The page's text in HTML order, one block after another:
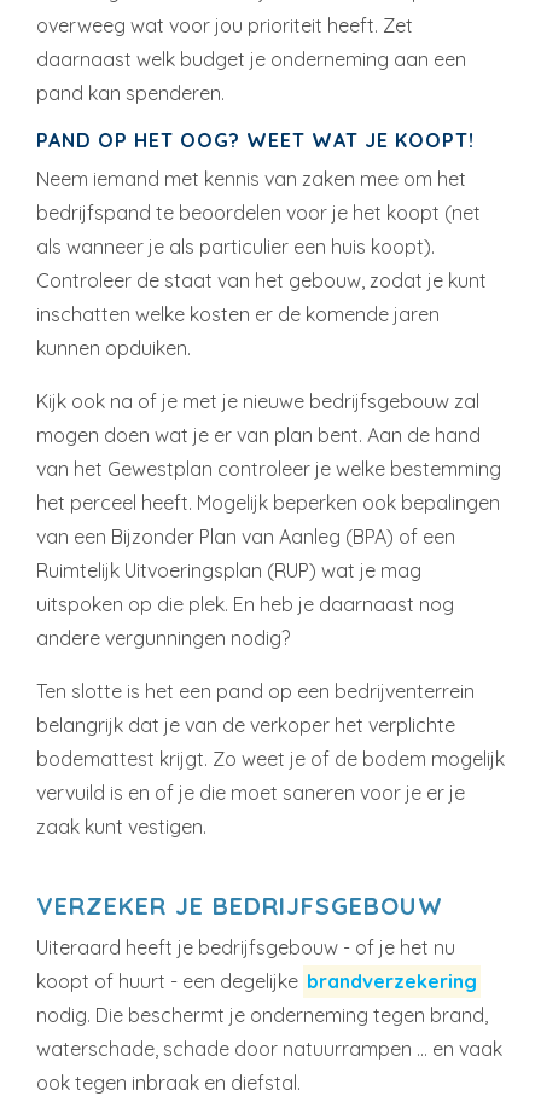
overweeg wat voor jou prioriteit heeft. Zet
daarnaast welk budget je onderneming aan een
pand kan spenderen.
PAND OP HET OOG? WEET WAT JE KOOPT!
Neem iemand met kennis van zaken mee om het
bedrijfspand te beoordelen voor je het koopt (net
als wanneer je als particulier een huis koopt).
Controleer de staat van het gebouw, zodat je kunt
inschatten welke kosten er de komende jaren
kunnen opduiken.
Kijk ook na of je met je nieuwe bedrijfsgebouw zal
mogen doen wat je er van plan bent. Aan de hand
van het Gewestplan controleer je welke bestemming
het perceel heeft. Mogelijk beperken ook bepalingen
van een Bijzonder Plan van Aanleg (BPA) of een
Ruimtelijk Uitvoeringsplan (RUP) wat je mag
uitspoken op die plek. En heb je daarnaast nog
andere vergunningen nodig?
Ten slotte is het een pand op een bedrijventerrein
belangrijk dat je van de verkoper het verplichte
bodemattest krijgt. Zo weet je of de bodem mogelijk
vervuild is en of je die moet saneren voor je er je
zaak kunt vestigen.
VERZEKER JE BEDRIJFSGEBOUW
Uiteraard heeft je bedrijfsgebouw - of je het nu
koopt of huurt - een degelijke brandverzekering
nodig. Die beschermt je onderneming tegen brand,
waterschade, schade door natuurrampen … en vaak
ook tegen inbraak en diefstal.